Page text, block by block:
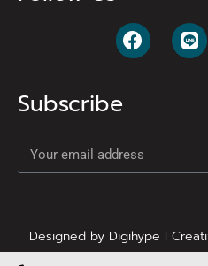
Subscribe
Designed by Digihype l